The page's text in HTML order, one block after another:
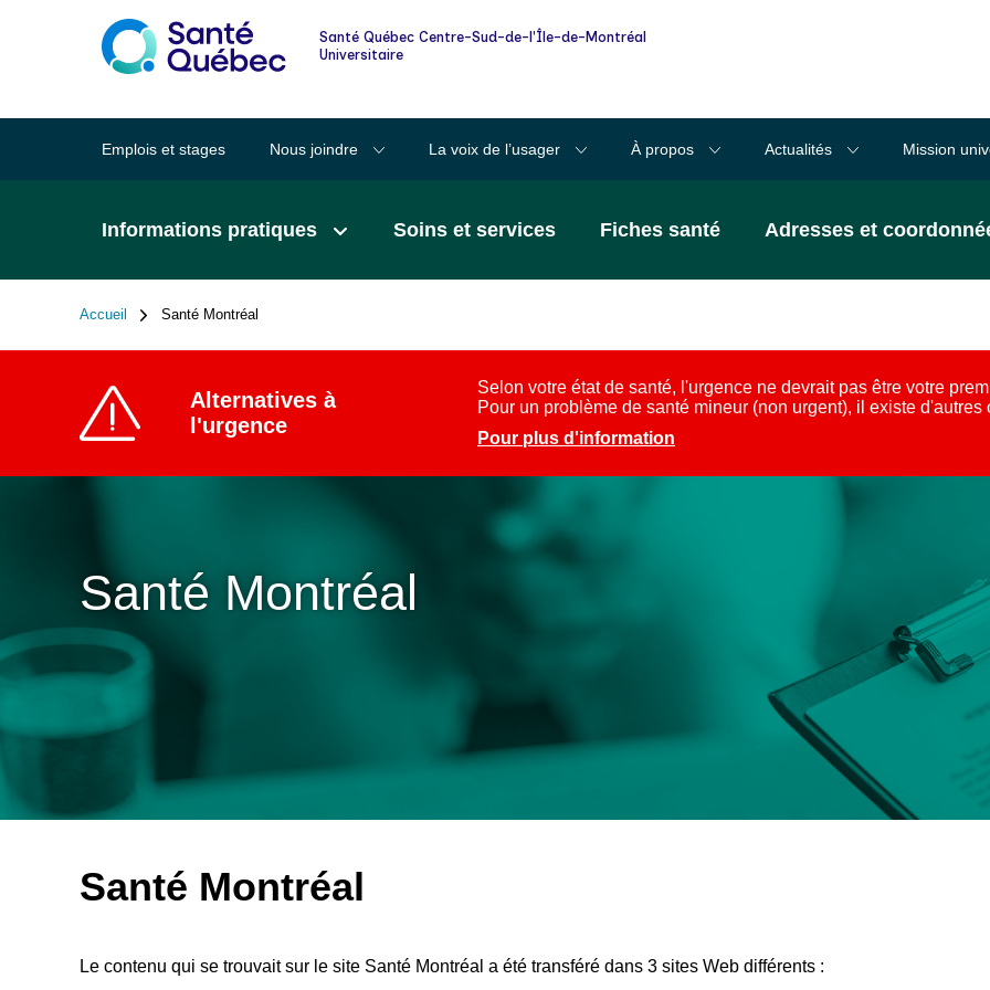
Santé Québec Centre-Sud-de-l'Île-de-Montréal
Universitaire
Emplois et stages Nous joindre La voix de l’usager À propos Actualités Mission
Informations pratiques
Informations pour les familles et les
proches
Signalement à la DPJ
Soins et services Fiches santé Adresses et
Accueil Santé Montréal
Alternatives à
l'urgence
Selon votre état de santé, l'urgence ne devrait pas être votre
Pour un problème de santé mineur (non urgent), il existe d'autres
Pour plus d'information
Santé Montréal
Santé Montréal
Le contenu qui se trouvait sur le site Santé Montréal a été transféré dans 3 sites Web différents :